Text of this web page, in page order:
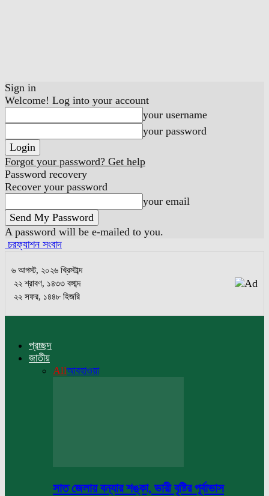
Sign in
Welcome! Log into your account
your username
your password
Forgot your password? Get help
Password recovery
Recover your password
your email
A password will be e-mailed to you.
চরফ্যাশন সংবাদ
৬ আগস্ট, ২০২৬ খ্রিস্টাব্দ
২২ শ্রাবণ, ১৪৩৩ বঙ্গাব্দ
২২ সফর, ১৪৪৮ হিজরি
প্রচ্ছদ
জাতীয়
Allআবহাওয়া
সাত জেলায় বন্যার শঙ্কা, ভারী বৃষ্টির পূর্বাভাস